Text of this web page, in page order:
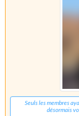
Seuls les membres
désormais